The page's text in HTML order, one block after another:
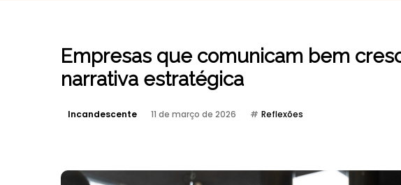
Empresas que comunicam bem
narrativa estratégica
Incandescente 11 de março de 2026 Reflexões